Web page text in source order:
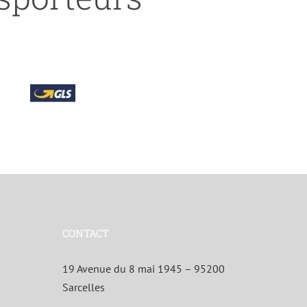
CONTACT
19 Avenue du 8 mai 1945 – 95200
Sarcelles